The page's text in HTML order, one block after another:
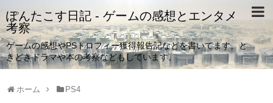
ぽんたこす日記 - ゲームの感想とエンタメ
考察
ゲームの感想やPSトロフィー獲得報告記などを書いてます。と
きどきドラマや本の考察などもしています。
ホーム PS4